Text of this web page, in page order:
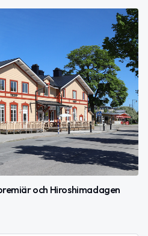
och Hiroshimadagen